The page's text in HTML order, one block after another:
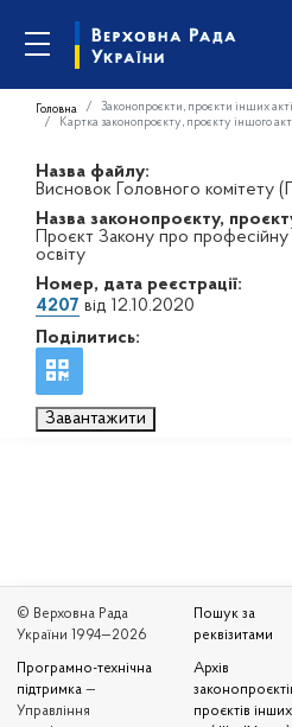
Головна Законопроєкти, проєкти інших
Картка законопроєкту, проєкту іншого
Назва файлу:
Висновок Головного комітету
Назва законопроєкту,
Проєкт Закону про
освіту
Номер, дата реєстрації:
4207 від 12.10.2020
Поділитись:
Завантажити
© Верховна Рада
України 1994—2026
Програмно-технічна
підтримка —
Управління
Пошук за
реквізитами
Архів
проєктів інших